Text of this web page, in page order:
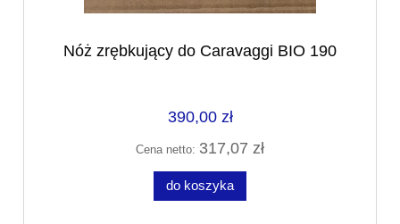
Nóż zrębkujący do Caravaggi BIO 190
390,00 zł
Cena netto: 317,07 zł
do koszyka